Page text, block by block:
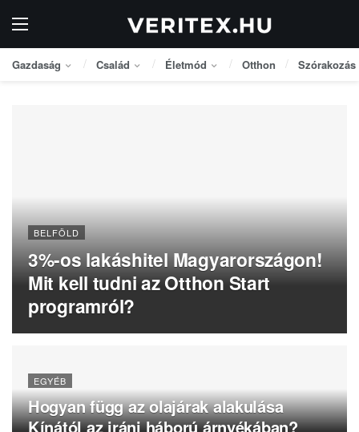
Gazdaság Család Életmód Otthon Szórakozás
BELFÖLD
3%-os lakáshitel Magyarországon!
Mit kell tudni az Otthon Start
programról?
EGYÉB
Hogyan függ az olajárak alakulása
Kínától az iráni háború árnyékában?